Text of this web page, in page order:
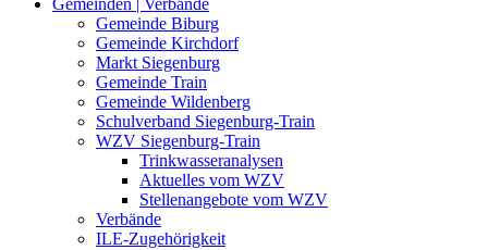
Gemeinden | Verbände
Gemeinde Biburg
Gemeinde Kirchdorf
Markt Siegenburg
Gemeinde Train
Gemeinde Wildenberg
Schulverband Siegenburg-Train
WZV Siegenburg-Train
Trinkwasseranalysen
Aktuelles vom WZV
Stellenangebote vom WZV
Verbände
ILE-Zugehörigkeit